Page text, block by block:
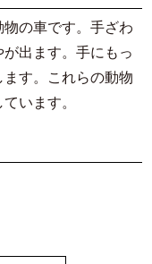
の車です。手ざわ
出ます。手にもっ
す。これらの動物
います。